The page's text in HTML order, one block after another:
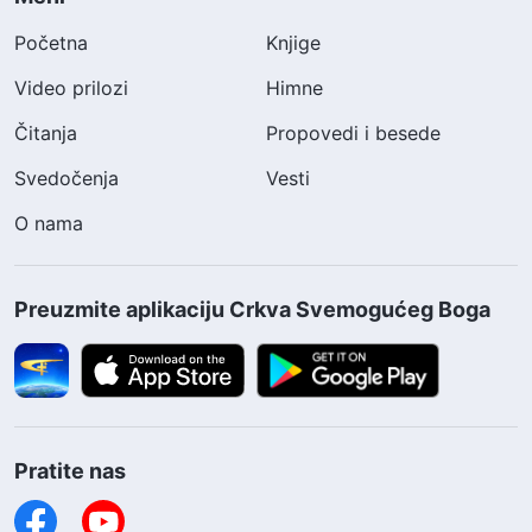
Početna
Knjige
Video prilozi
Himne
Čitanja
Propovedi i besede
Svedočenja
Vesti
O nama
Preuzmite aplikaciju Crkva Svemogućeg Boga
Pratite nas